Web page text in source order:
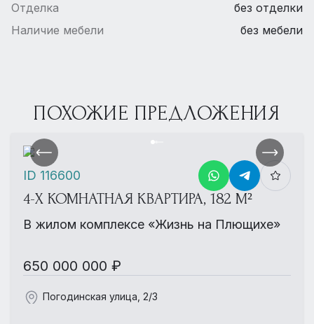
Отделка
без отделки
Наличие мебели
без мебели
ПОХОЖИЕ ПРЕДЛОЖЕНИЯ
4-Х КОМНАТНАЯ КВАРТИРА, 182 М²
В жилом комплексе «Жизнь на Плющихе»
650 000 000 ₽
Погодинская улица, 2/3
ID 116600